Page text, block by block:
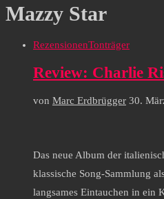
Mazzy Star
RezensionenTonträger
Review: Charlie
von Marc Erdbrügger 30.
Das neue Album der
klassische Song-Sammlung
langsames Eintauchen in ein